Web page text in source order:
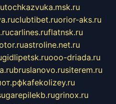
tochkazvuka.msk.ru
clubtibet.ruorior-aks.ru
carlines.ruflatnsk.ru
astroline.net.ru
gidlipetsk.ruooo-driada.ru
bruslanovo.rusiterem.ru
kafekolizey.ru
grinox.ru